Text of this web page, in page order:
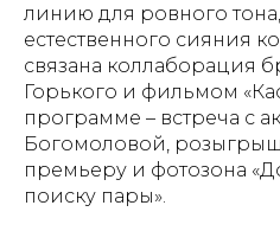
линию для ровного
естественного сияния
связана коллаборация
Горького и фильмом
программе – встреча с
Богомоловой,
премьеру и фотозона
поиску пары».